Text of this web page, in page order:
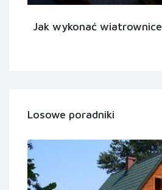
Jak wykonać wiatrownice
Losowe poradniki